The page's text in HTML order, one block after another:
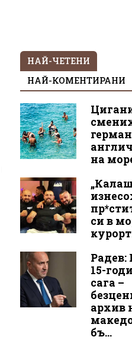
НАЙ-ЧЕТЕНИ
НАЙ-КОМЕНТИРАНИ
на
си в
Радев:
15-
сага –
архив
бъ...